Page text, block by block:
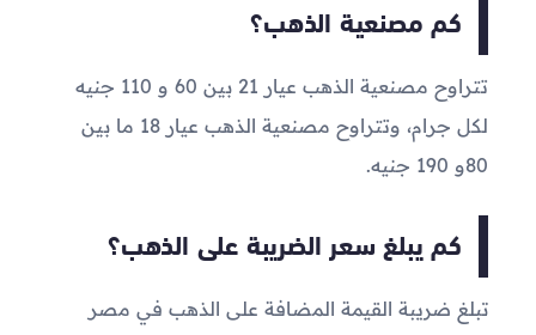
كم مصنعية الذهب؟
تتراوح مصنعية الذهب عيار 21 بين 60 و 110 جنيه
لكل جرام، وتتراوح مصنعية الذهب عيار 18 ما بين
80و 190 جنيه.
كم يبلغ سعر الضريبة على الذهب؟
تبلغ ضريبة القيمة المضافة على الذهب في مصر